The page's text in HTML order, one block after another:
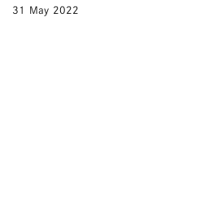
31 May 2022